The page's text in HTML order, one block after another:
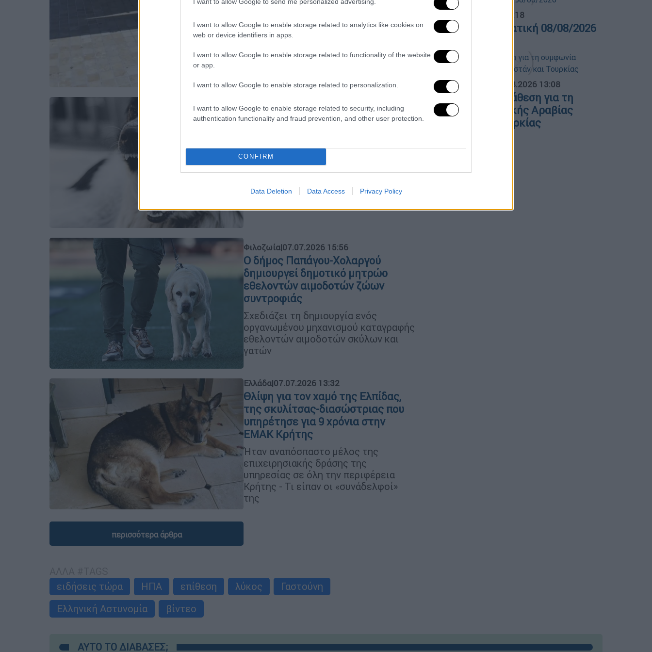
I want to allow Google to enable storage related to analytics like cookies on
web or device identifiers in apps.
I want to allow Google to enable storage related to functionality of the website
or app.
I want to allow Google to enable storage related to personalization.
I want to allow Google to enable storage related to security, including
authentication functionality and fraud prevention, and other user protection.
CONFIRM
Data Deletion Data Access Privacy Policy
έγινε η επίθεση του σκύλου στα
Βριλίσσια
Αυτόπτες μάρτυρες λένε ότι όλα
έγιναν μέσα σε λίγα λεπτά:
Ελλάδα|17.07.2026 09:30
Aπίστευτο περιστατικό στα
περαστικό και σκότωσε το
κατοικίδιό του
φούρνο και η ιδιοκτήρια του ζώου
Φιλοζωία|07.07.2026 15:56
Ο δήμος Παπάγου-Χολαργού
δημιουργεί δημοτικό μητρώο
εθελοντών αιμοδοτών ζώων
συντροφιάς
Σχεδιάζει τη δημιουργία ενός
οργανωμένου μηχανισμού καταγραφής
εθελοντών αιμοδοτών σκύλων και
γατών
Ελλάδα|07.07.2026 13:32
Θλίψη για τον χαμό της Ελπίδας,
της σκυλίτσας-διασώστριας που
υπηρέτησε για 9 χρόνια στην
ΕΜΑΚ Κρήτης
Ήταν αναπόσπαστο μέλος της
επιχειρησιακής δράσης της
υπηρεσίας σε όλη την περιφέρεια
Κρήτης - Τι είπαν οι «συνάδελφοί»
της
περισσότερα άρθρα
ειδήσεις τώρα
ΗΠΑ επίθεση λύκος
Γαστούνη
Ελληνική Αστυνομία
βίντεο
08.08.2026 16:18
Δελτίο στην νοηματική 08/08/2026
ΑΠΟΣΠΑΣΜΑΤΑ... 08.08.2026 13:08
Πολιτική αντιπαράθεση για τη
συμφωνία Σαουδικής Αραβίας
,Πακιστάν και Τουρκίας
ΑΥΤΟ ΤΟ ΔΙΑΒΑΣΕΣ;